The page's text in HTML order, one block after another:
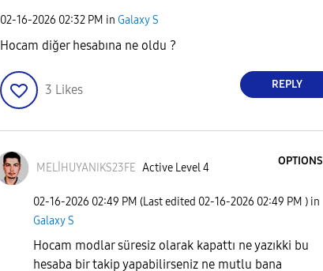
‎02-16-2026 02:32 PM in Galaxy S
Hocam diğer hesabına ne oldu ?
3 Likes REPLY
MELİHUYANIKS23FE Active Level 4
OPTIONS
‎02-16-2026 02:49 PM (Last edited ‎02-16-2026 02:49 PM ) in
Galaxy S
Hocam modlar süresiz olarak kapattı ne yazıkki bu
hesaba bir takip yapabilirseniz ne mutlu bana